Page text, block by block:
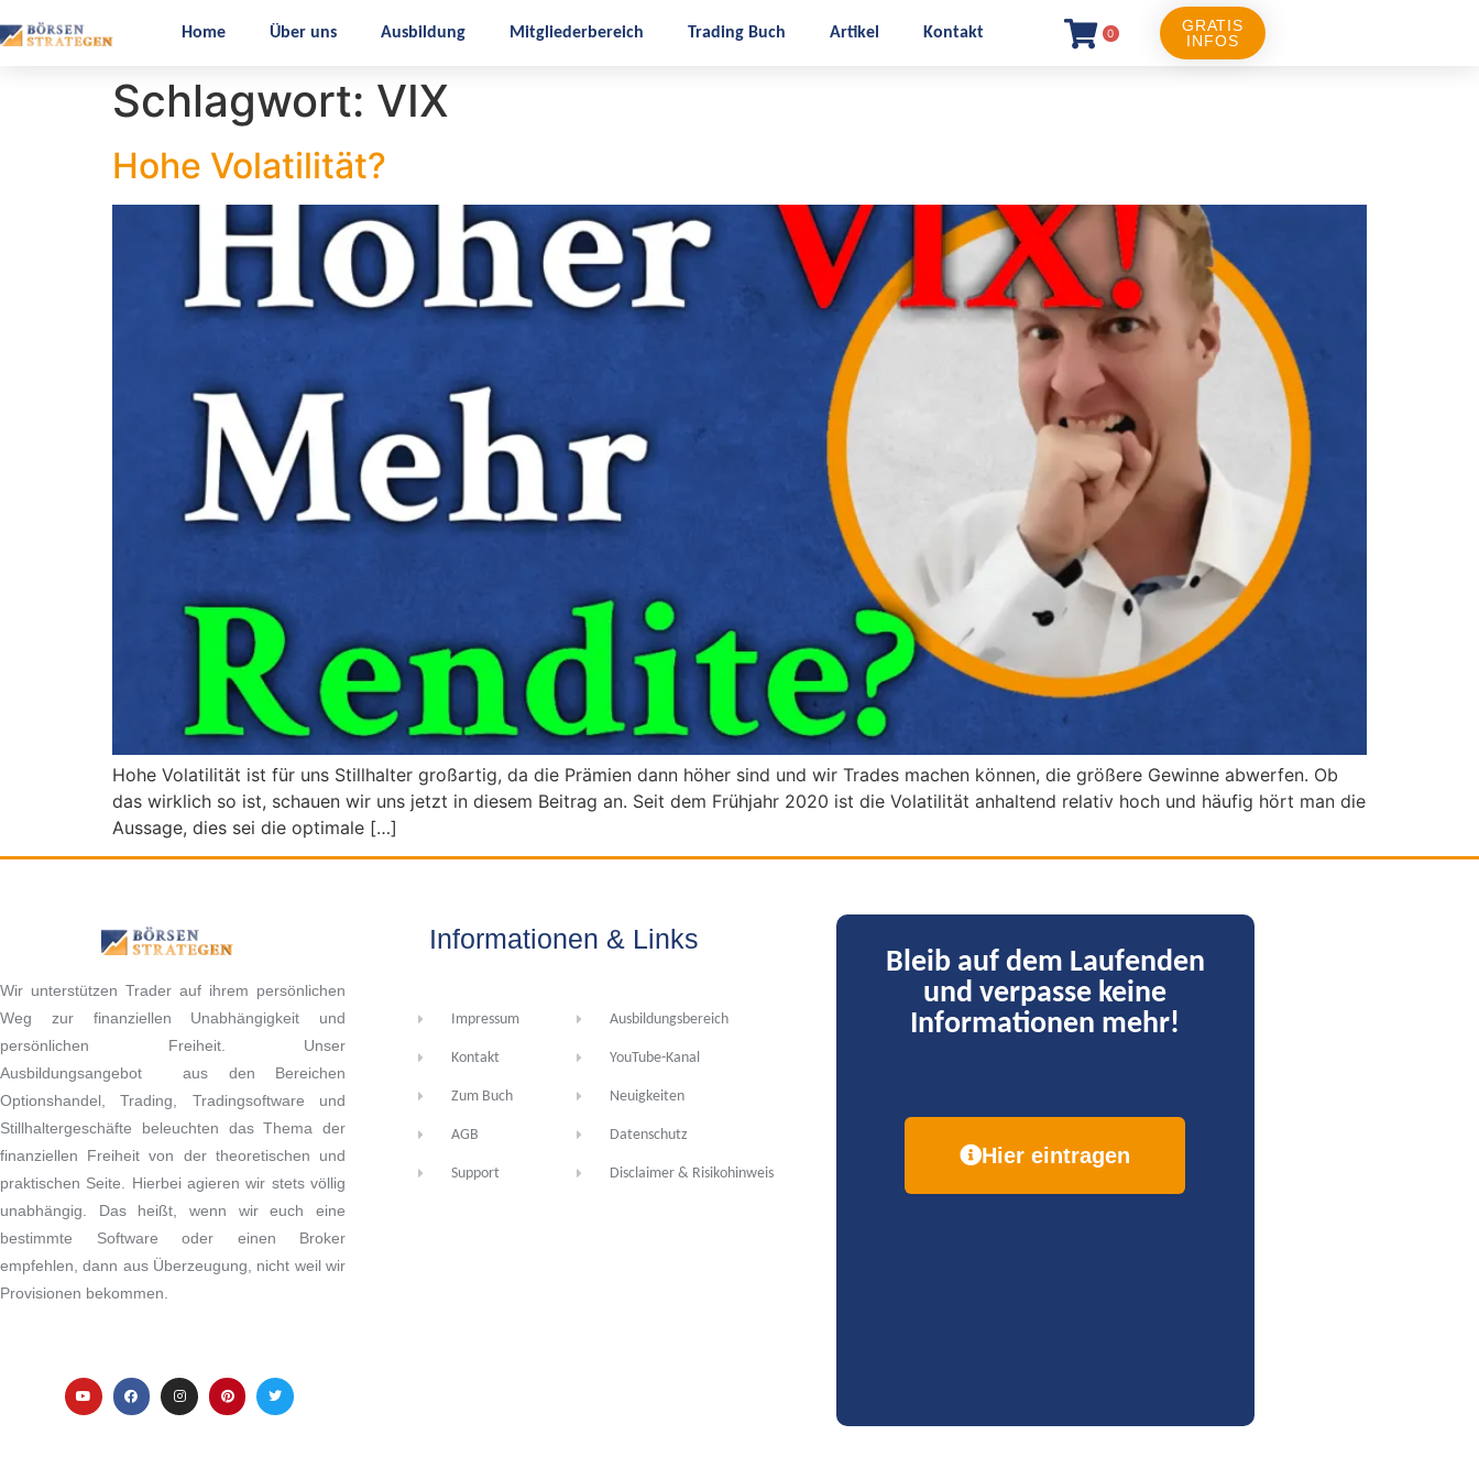
Home Über uns Ausbildung Mitgliederbereich Trading Buch Artikel Kontakt 0
GRATIS
INFOS
Schlagwort: VIX
Hohe Volatilität?
Hohe Volatilität ist für uns Stillhalter großartig, da die Prämien dann höher sind und wir Trades machen können, die größere Gewinne abwerfen. Ob
das wirklich so ist, schauen wir uns jetzt in diesem Beitrag an. Seit dem Frühjahr 2020 ist die Volatilität anhaltend relativ hoch und häufig hört man die
Aussage, dies sei die optimale […]
Wir unterstützen Trader auf ihrem persönlichen
Weg zur finanziellen Unabhängigkeit und
persönlichen Freiheit. Unser
Ausbildungsangebot aus den Bereichen
Optionshandel, Trading, Tradingsoftware und
Stillhaltergeschäfte beleuchten das Thema der
finanziellen Freiheit von der theoretischen und
praktischen Seite. Hierbei agieren wir stets völlig
unabhängig. Das heißt, wenn wir euch eine
bestimmte Software oder einen Broker
empfehlen, dann aus Überzeugung, nicht weil wir
Provisionen bekommen.
Informationen & Links
Impressum
Kontakt
Zum Buch
AGB
Support
Ausbildungsbereich
YouTube-Kanal
Neuigkeiten
Datenschutz
Disclaimer & Risikohinweis
Bleib auf dem Laufenden
und verpasse keine
Informationen mehr!
Hier eintragen